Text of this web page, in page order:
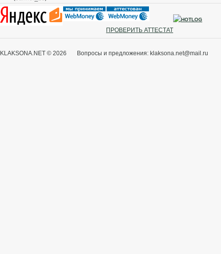
ПРОВЕРИТЬ АТТЕСТАТ
KLAKSONA.NET © 2026 Вопросы и предложения: klaksona.net@mail.ru